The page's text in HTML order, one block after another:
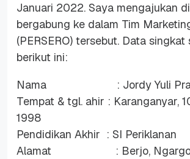
Januari 2022. Saya mengajukan
bergabung ke dalam Tim
(PERSERO) tersebut. Data singkat
berikut ini:
Nama : Jordy Yuli
Tempat & tgl. ahir : Karanganyar,
1998
Pendidikan Akhir : SI Periklanan
Alamat : Berjo,